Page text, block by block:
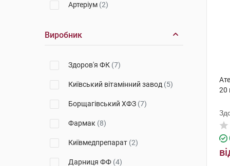
Артеріум (2)
Виробник
Здоров'я ФК (7)
Київський вітамінний завод (5)
Борщагівський ХФЗ (7)
Фармак (8)
Київмедпрепарат (2)
Дарниця ФФ (4)
20